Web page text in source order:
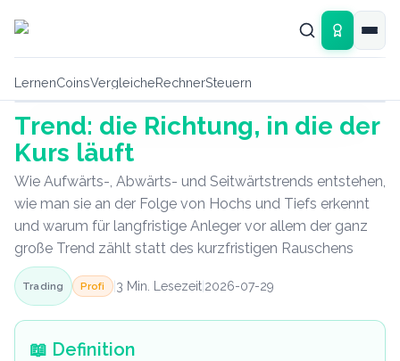
LernenCoinsVergleicheRechnerSteuern
Lexikon-Grafik
Trend: die Richtung, in die der
Kurs läuft
Wie Aufwärts-, Abwärts- und Seitwärtstrends entstehen,
wie man sie an der Folge von Hochs und Tiefs erkennt
und warum für langfristige Anleger vor allem der ganz
große Trend zählt statt des kurzfristigen Rauschens
Trading Profi | 3 Min. Lesezeit| 2026-07-29
📖 Definition